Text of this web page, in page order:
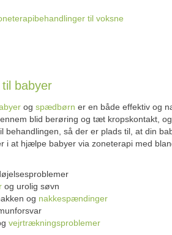
til voksne
babyer
ogspædbørn er en både effektiv og
blid berøring og tæt kropskontakt,
behandlingen, så der er plads til, at din
i at hjælpe babyer via zoneterapi med
og urolig søvn
og nakkespændinger
vejrtrækningsproblemer